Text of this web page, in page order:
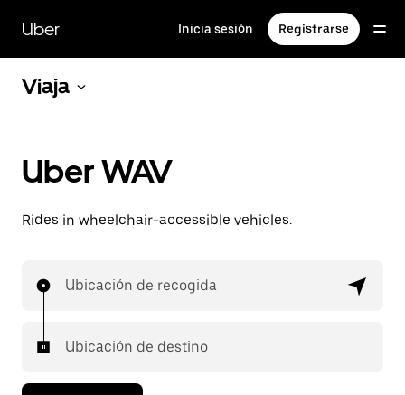
contenido
principal
Uber Inicia sesión Registrarse
Viaja
Uber WAV
Rides in wheelchair-accessible vehicles.
Ubicación de recogida
Ubicación de destino